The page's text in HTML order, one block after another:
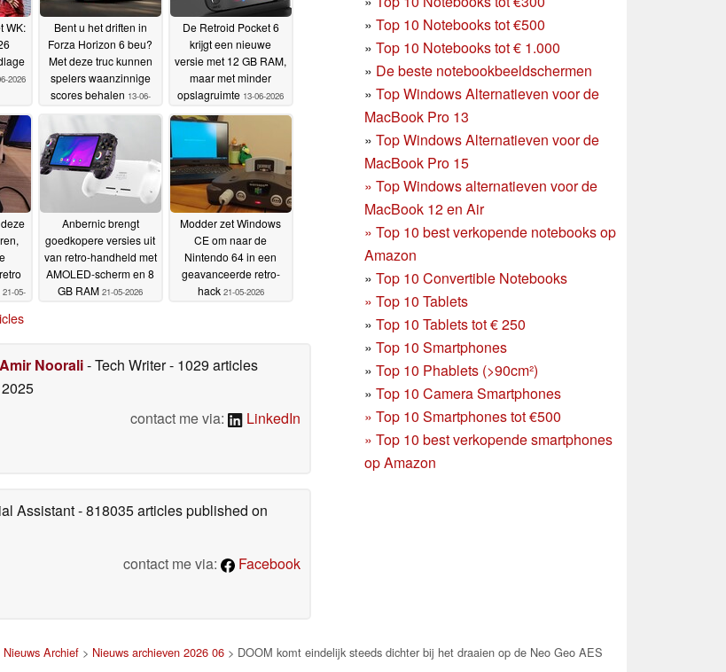
» Top 10 Notebooks tot €500
» Top 10 Notebooks tot € 1.000
» De beste notebookbeeldschermen
» Top Windows Alternatieven voor de
MacBook Pro 13
» Top Windows Alternatieven voor de
MacBook Pro 15
» Top Windows alternatieven voor de
MacBook 12 en Air
» Top 10 best verkopende notebooks op
Amazon
» Top 10 Convertible Notebooks
» Top 10 Tablets
» Top 10 Tablets tot € 250
» Top 10 Smartphones
» Top 10 Phablets (>90cm²)
» Top 10 Camera Smartphones
» Top 10 Smartphones tot €500
» Top 10 best verkopende smartphones
op Amazon
WK:
2026
Bent u het driften in
Forza Horizon 6 beu?
Met deze truc kunnen
spelers waanzinnige
scores behalen 13-06-
2026
De Retroid Pocket 6
krijgt een nieuwe
versie met 12 GB RAM,
maar met minder
opslagruimte 13-06-2026
21-05-
Anbernic brengt
goedkopere versies uit
van retro-handheld met
AMOLED-scherm en 8
GB RAM 21-05-2026
Modder zet Windows
CE om naar de
Nintendo 64 in een
geavanceerde retro-
hack 21-05-2026
Noorali- Tech Writer- 1029 articles
contact me via:
LinkedIn
Assistant- 818035 articles published on
contact me via:
Facebook
Nieuws Archief> Nieuws archieven 2026 06> DOOM komt eindelijk steeds dichter bij het draaien op de Neo Geo AES